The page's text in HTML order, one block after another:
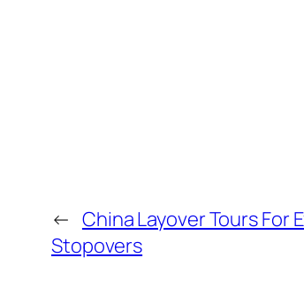
← China Layover Tours For
Stopovers